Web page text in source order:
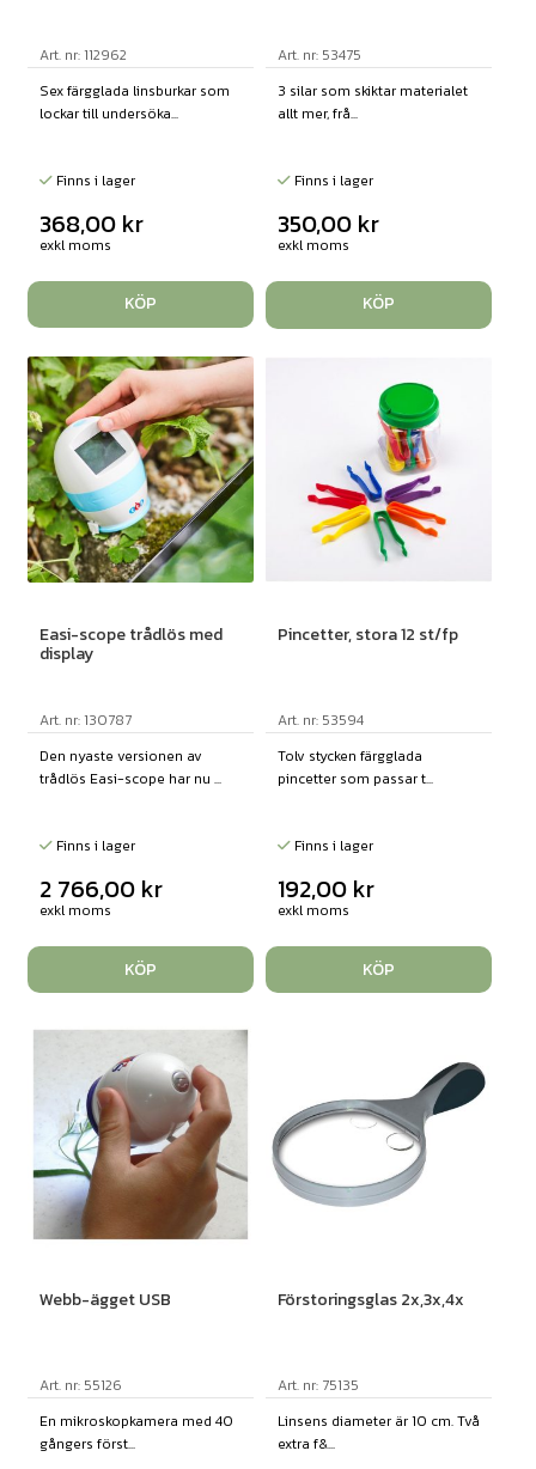
Art. nr: 112962
Sex färgglada linsburkar som
lockar till undersöka...
Finns i lager
368,00 kr
exkl moms
KÖP
Art. nr: 53475
3 silar som skiktar materialet
allt mer, frå...
Finns i lager
350,00 kr
exkl moms
KÖP
Easi-scope trådlös med
display
Art. nr: 130787
Den nyaste versionen av
trådlös Easi-scope har nu ...
Finns i lager
2 766,00 kr
exkl moms
KÖP
Pincetter, stora 12 st/fp
Art. nr: 53594
Tolv stycken färgglada
pincetter som passar t...
Finns i lager
192,00 kr
exkl moms
KÖP
Webb-ägget USB
Art. nr: 55126
En mikroskopkamera med 40
gångers först...
Förstoringsglas 2x,3x,4x
Art. nr: 75135
Linsens diameter är 10 cm. Två
extra f&...